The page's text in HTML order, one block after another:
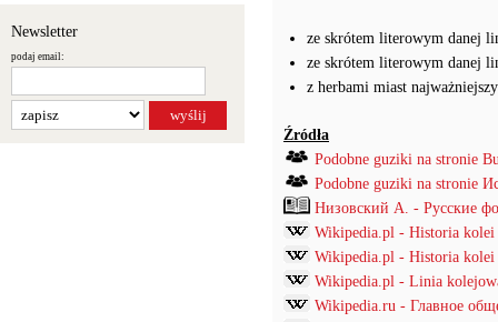
Newsletter
podaj email:
ze skrótem literowym danej
ze skrótem literowym danej
z herbami miast
Źródła
Podobne guziki na stronie
Podobne guziki na stronie
Низовский А. - Русские
Wikipedia.pl - Historia kolei
Wikipedia.pl - Historia kolei
Wikipedia.pl - Linia
Wikipedia.ru - Главное